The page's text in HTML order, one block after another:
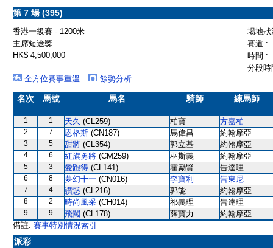
第 7 場 (395)
香港一級賽 - 1200米
場地
主席短途獎
賽道 :
HK$ 4,500,000
時間 :
分段
全方位賽事重溫
餘勢分析
名次 馬號 馬名 騎師 練馬師
1 1 天久 (CL259) 柏寶 方嘉柏
2 7 恩格斯 (CN187) 馬偉昌 約翰摩亞
3 5 甜將 (CL354) 郭立基 約翰摩亞
4 6 紅旗勇將 (CM259) 巫斯義 約翰摩亞
5 3 愛跑得 (CL141) 霍勵賢 告達理
6 8 夢幻十一 (CN016) 李寶利 告東尼
7 4 讚惑 (CL216) 郭能 約翰摩亞
8 2 時尚風采 (CH014) 祁義理 告達理
9 9 飛闖 (CL178) 薛寶力
約翰摩亞
備註: 賽事特別情況索引
派彩